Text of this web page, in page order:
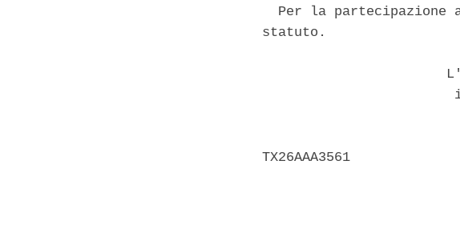
Per la partecipazione
statuto.